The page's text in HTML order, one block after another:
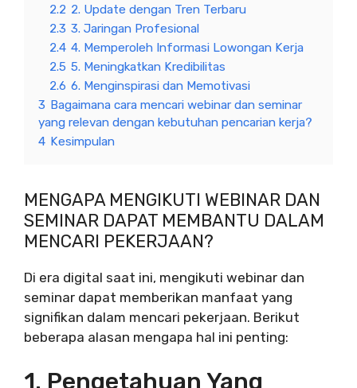
2.2 2. Update dengan Tren Terbaru
2.3 3. Jaringan Profesional
2.4 4. Memperoleh Informasi Lowongan Kerja
2.5 5. Meningkatkan Kredibilitas
2.6 6. Menginspirasi dan Memotivasi
3 Bagaimana cara mencari webinar dan seminar
yang relevan dengan kebutuhan pencarian kerja?
4 Kesimpulan
MENGAPA MENGIKUTI WEBINAR DAN
SEMINAR DAPAT MEMBANTU DALAM
MENCARI PEKERJAAN?
Di era digital saat ini, mengikuti webinar dan
seminar dapat memberikan manfaat yang
signifikan dalam mencari pekerjaan. Berikut
beberapa alasan mengapa hal ini penting:
1. Pengetahuan Yang